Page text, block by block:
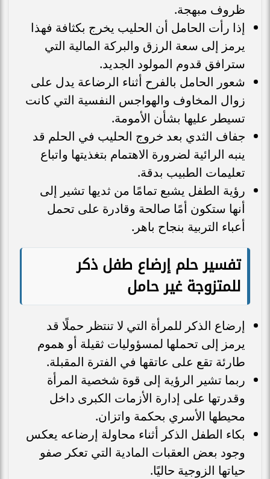
ظروف مبهجة.
إذا رأت الحامل أن الحليب يخرج بكثافة فهذا
يرمز إلى سعة الرزق والبركة المالية التي
سترافق قدوم المولود الجديد.
شعور الحامل بالفرح أثناء الرضاعة يدل على
زوال المخاوف والهواجس النفسية التي كانت
تسيطر عليها بشأن الأمومة.
جفاف الثدي بعد خروج الحليب في الحلم قد
ينبه الرائية لضرورة الاهتمام بتغذيتها واتباع
تعليمات الطبيب بدقة.
رؤية الطفل يشبع تمامًا من ثديها تشير إلى
أنها ستكون أمًا صالحة وقادرة على تحمل
أعباء التربية بنجاح باهر.
تفسير حلم إرضاع طفل ذكر
للمتزوجة غير حامل
إرضاع الذكر للمرأة التي لا تنتظر حملًا قد
يرمز إلى تحملها لمسؤوليات ثقيلة أو هموم
طارئة تقع على عاتقها في الفترة المقبلة.
ربما تشير الرؤية إلى قوة شخصية المرأة
وقدرتها على إدارة الأزمات الكبرى داخل
محيطها الأسري بحكمة واتزان.
بكاء الطفل الذكر أثناء محاولة إرضاعه يعكس
وجود بعض العقبات المادية التي تعكر صفو
حياتها الزوجية حاليًا.